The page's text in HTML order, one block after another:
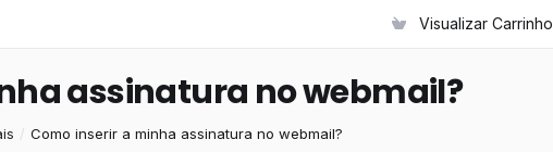
Visualizar Carrinho
assinatura no webmail?
Como inserir a minha assinatura no webmail?